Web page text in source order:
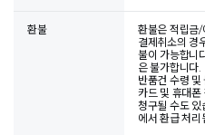
환불
환불은 적립금/
결제취소의 경
불이 가능합니
은 불가합니다.
반품건 수령 및
카드 및 휴대폰
청구될 수도 있
에서 환급 처리